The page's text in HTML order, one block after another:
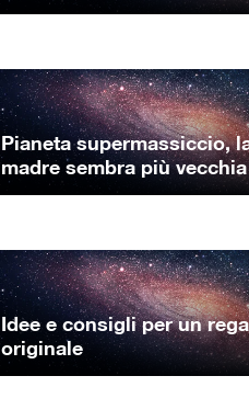
Pianeta supermassiccio,
madre sembra più vecchia
Idee e consigli per un
originale